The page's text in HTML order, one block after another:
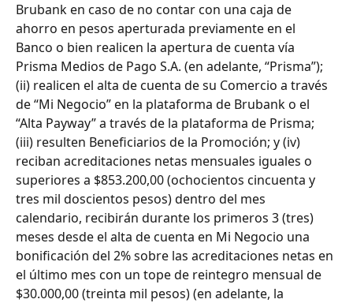
Brubank en caso de no contar con una caja de
ahorro en pesos aperturada previamente en el
Banco o bien realicen la apertura de cuenta vía
Prisma Medios de Pago S.A. (en adelante, “Prisma”);
(ii) realicen el alta de cuenta de su Comercio a través
de “Mi Negocio” en la plataforma de Brubank o el
“Alta Payway” a través de la plataforma de Prisma;
(iii) resulten Beneficiarios de la Promoción; y (iv)
reciban acreditaciones netas mensuales iguales o
superiores a $853.200,00 (ochocientos cincuenta y
tres mil doscientos pesos) dentro del mes
calendario, recibirán durante los primeros 3 (tres)
meses desde el alta de cuenta en Mi Negocio una
bonificación del 2% sobre las acreditaciones netas en
el último mes con un tope de reintegro mensual de
$30.000,00 (treinta mil pesos) (en adelante, la